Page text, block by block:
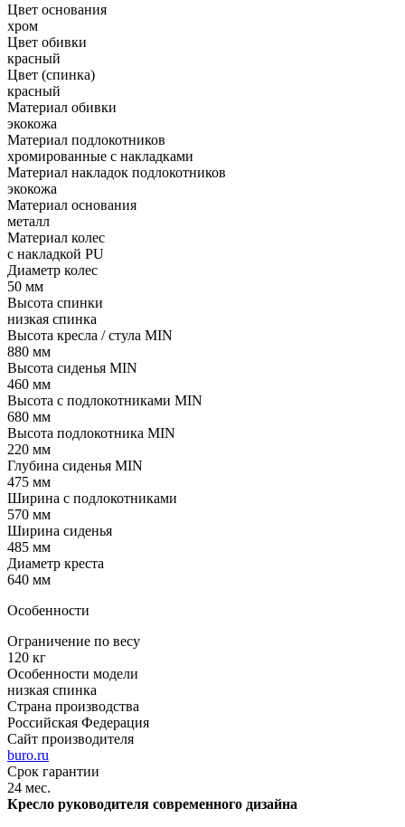
Цвет основания
хром
Цвет обивки
красный
Цвет (спинка)
красный
Материал обивки
экокожа
Материал подлокотников
хромированные с накладками
Материал накладок подлокотников
экокожа
Материал основания
металл
Материал колес
с накладкой PU
Диаметр колес
50 мм
Высота спинки
низкая спинка
Высота кресла / стула MIN
880 мм
Высота сиденья MIN
460 мм
Высота с подлокотниками MIN
680 мм
Высота подлокотника MIN
220 мм
Глубина сиденья MIN
475 мм
Ширина с подлокотниками
570 мм
Ширина сиденья
485 мм
Диаметр креста
640 мм
Особенности
Ограничение по весу
120 кг
Особенности модели
низкая спинка
Страна производства
Российская Федерация
Сайт производителя
buro.ru
Срок гарантии
24 мес.
Кресло руководителя современного дизайна